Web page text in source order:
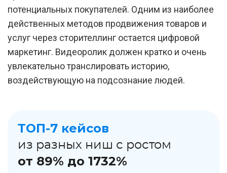
потенциальных покупателей. Одним из наиболее
действенных методов продвижения товаров и
услуг через сторителлинг остается цифровой
маркетинг. Видеоролик должен кратко и очень
увлекательно транслировать историю,
воздействующую на подсознание людей.
ТОП-7 кейсов
из разных ниш с ростом
от 89% до 1732%